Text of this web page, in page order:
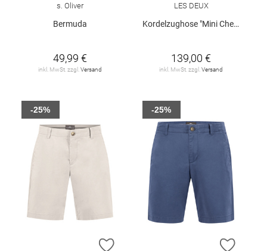
s. Oliver
Bermuda
49,99 €
inkl. MwSt. zzgl. Versand
LES DEUX
Kordelzughose "Mini Check"
139,00 €
inkl. MwSt. zzgl. Versand
ZUR WUNSCHLISTE HINZUFÜGEN
-25%
ZUR
-25%